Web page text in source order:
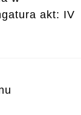
akt: IV